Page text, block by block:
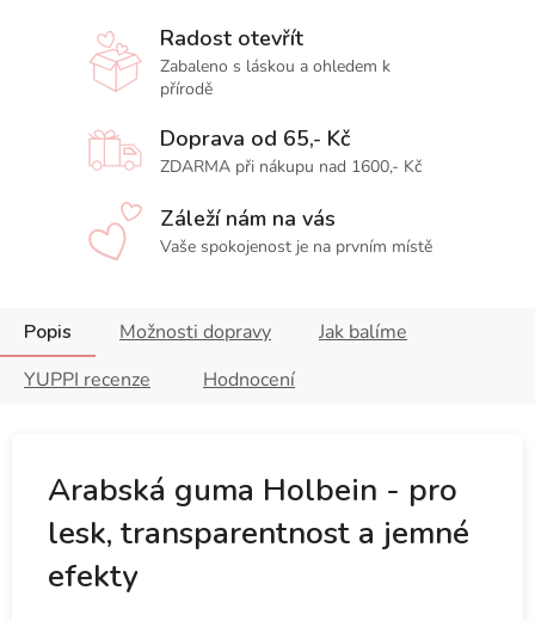
Radost otevřít
Zabaleno s láskou a ohledem k
přírodě
Doprava od 65,- Kč
ZDARMA při nákupu nad 1600,- Kč
Záleží nám na vás
Vaše spokojenost je na prvním místě
Popis Možnosti dopravy
Jak balíme
YUPPI recenze
Hodnocení
Arabská guma Holbein - pro
lesk, transparentnost a jemné
efekty